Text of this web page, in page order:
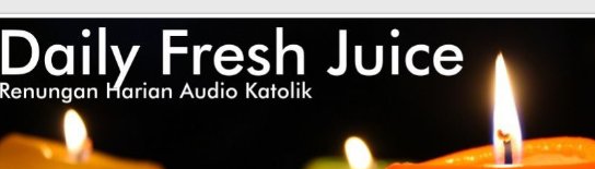
Daily Fresh Juice
Daily Fresh Juice Renungan Harian Katolik Menyejukkan dan Menyegarkan